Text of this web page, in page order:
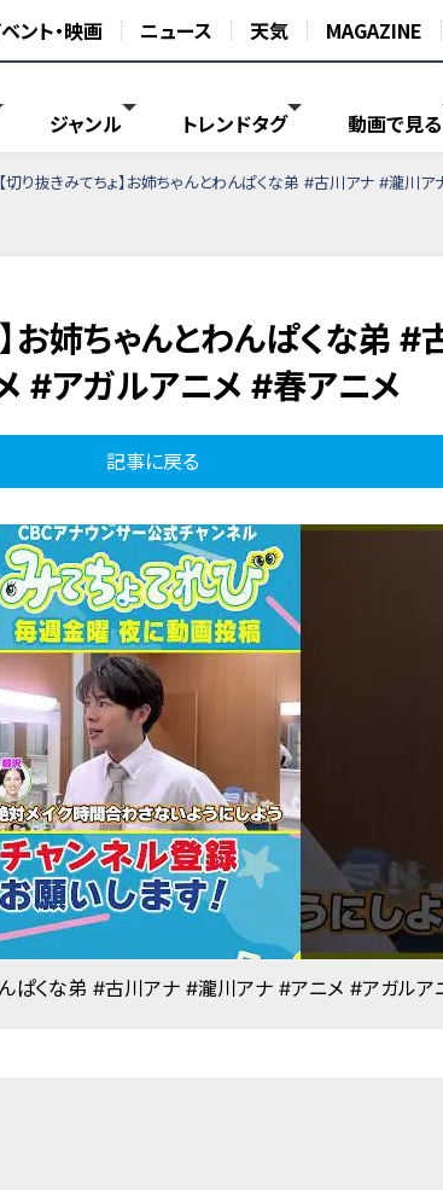
ント・映画 ニュース 天気 MAGAZINE
ジャンル トレンドタグ 動画で見る
【切り抜きみてちょ】お姉ちゃんとわんぱくな弟 #古川アナ #瀧川
】お姉ちゃんとわんぱくな弟
#アガルアニメ #春アニメ
記事に戻る
んぱくな弟 #古川アナ #瀧川アナ #アニメ #アガル